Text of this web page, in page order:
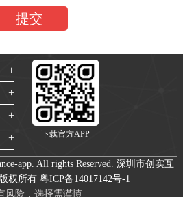
下载官方APP
app. All rights Reserved. 深圳市创实互
权所有 粤ICP备14017142号-1
风险，选择需谨慎